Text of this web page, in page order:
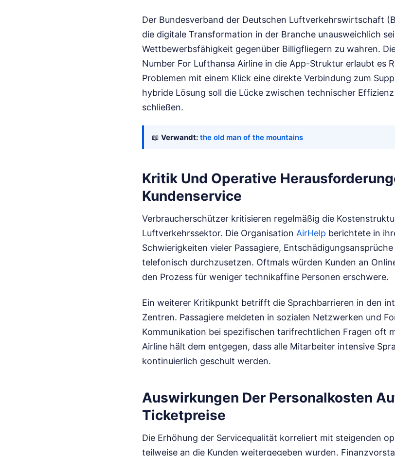
Der Bundesverband der Deutschen Luftverkehrswirtschaft
die digitale Transformation in der Branche unausweichlich
Wettbewerbsfähigkeit gegenüber Billigfliegern zu wahren.
Number For Lufthansa Airline in die App-Struktur erlaubt es
Problemen mit einem Klick eine direkte Verbindung zum
hybride Lösung soll die Lücke zwischen technischer
schließen.
📖 Verwandt: the old man of the mountains
Kritik Und Operative
Kundenservice
Verbraucherschützer kritisieren regelmäßig die
Luftverkehrssektor. Die Organisation AirHelp berichtete in
Schwierigkeiten vieler Passagiere,
telefonisch durchzusetzen. Oftmals würden Kunden an
den Prozess für weniger technikaffine Personen erschwere.
Ein weiterer Kritikpunkt betrifft die Sprachbarrieren in den
Zentren. Passagiere meldeten in sozialen Netzwerken und
Kommunikation bei spezifischen tarifrechtlichen Fragen oft
Airline hält dem entgegen, dass alle Mitarbeiter intensive
kontinuierlich geschult werden.
Auswirkungen Der Personalkosten
Ticketpreise
Die Erhöhung der Servicequalität korreliert mit steigenden
teilweise an die Kunden weitergegeben wurden.